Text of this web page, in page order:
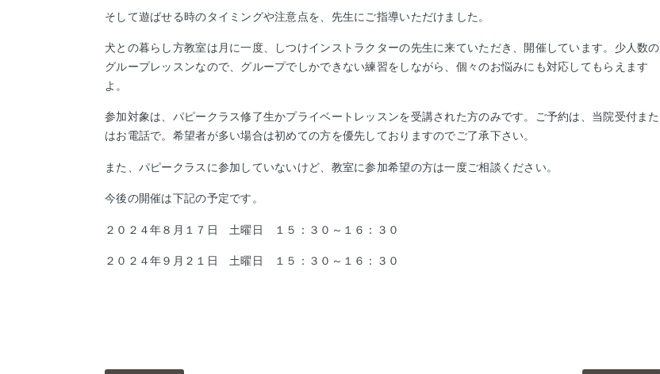
そして遊ばせる時のタイミングや注意点を、先生にご指導いただけました。
犬との暮らし方教室は月に一度、しつけインストラクターの先生に来ていただき、開催しています。少人数の
グループレッスンなので、グループでしかできない練習をしながら、個々のお悩みにも対応してもらえます
よ。
参加対象は、パピークラス修了生かプライベートレッスンを受講された方のみです。 ご予約は、当院受付また
はお電話で。 希望者が多い場合は初めての方を優先しておりますのでご了承下さい。
また、パピークラスに参加していないけど、教室に参加希望の方は一度ご相談ください。
今後の開催は下記の予定です。
２０２４年８月１７日 土曜日 １５：３０～１６：３０
２０２４年９月２１日 土曜日 １５：３０～１６：３０